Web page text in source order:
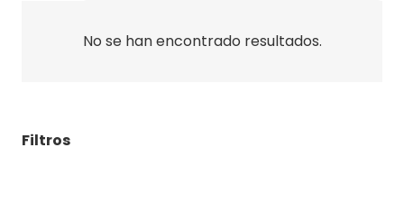
Filtros
No se han encontrado resultados.